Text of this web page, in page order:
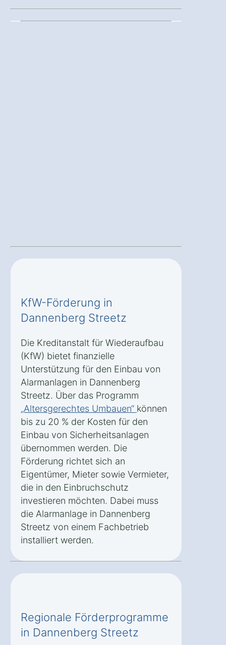
KfW-Förderung in
Dannenberg Streetz
Die Kreditanstalt für Wiederaufbau
(KfW) bietet finanzielle
Unterstützung für den Einbau von
Alarmanlagen in Dannenberg
Streetz. Über das Programm
„Altersgerechtes Umbauen“ können
bis zu 20 % der Kosten für den
Einbau von Sicherheitsanlagen
übernommen werden. Die
Förderung richtet sich an
Eigentümer, Mieter sowie Vermieter,
die in den Einbruchschutz
investieren möchten. Dabei muss
die Alarmanlage in Dannenberg
Streetz von einem Fachbetrieb
installiert werden.
Regionale Förderprogramme
in Dannenberg Streetz